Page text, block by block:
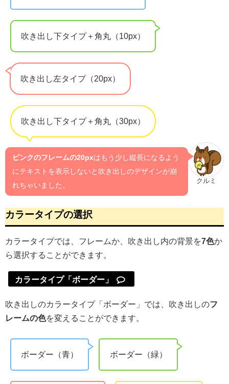
吹き出し下タイプ＋角丸（10px）
吹き出し左タイプ（20px）
吹き出し下タイプ＋角丸（30px）
クルミ
ピンクのフレームの20pxはもう少し縦長になるよう
にテキストを表示しないと吹き出しのデザインが崩
れちゃいました。
カラータイプの選択
カラータイプでは、フレームか、吹き出し内の背景を7色か
ら選択することができます。
カラータイプ「ボーダー」
吹き出しのカラータイプ「ボーダー」では、吹き出しのフ
レームの色を変えることができます。
ボーダー（青） ボーダー（緑）